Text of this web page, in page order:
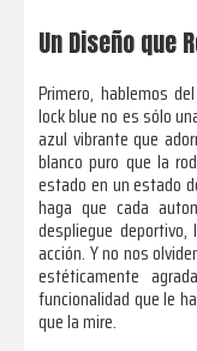
Un Diseño que
Primero, hablemos
lock blue no es sólo
azul vibrante que
blanco puro que la
estado en un estado
haga que cada
despliegue
acción. Y no nos
estéticamente
funcionalidad que le
que la mire.